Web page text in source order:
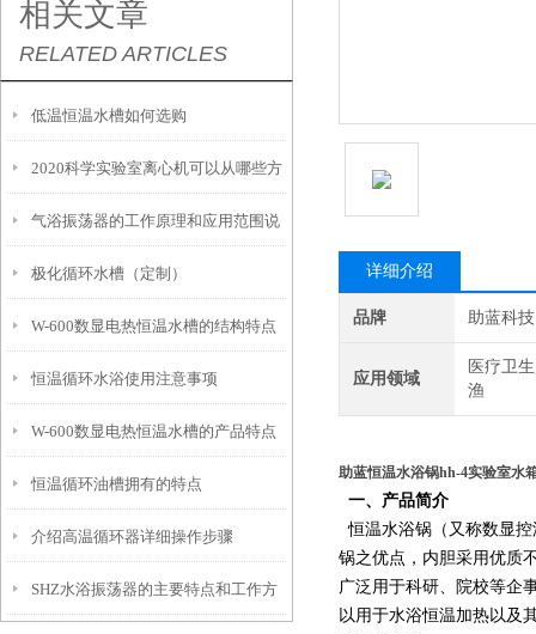
相关文章
RELATED ARTICLES
低温恒温水槽如何选购
2020科学实验室离心机可以从哪些方
面进行分类
气浴振荡器的工作原理和应用范围说
明
极化循环水槽（定制）
W-600数显电热恒温水槽的结构特点
与注意事项
恒温循环水浴使用注意事项
W-600数显电热恒温水槽的产品特点
和工作程序
恒温循环油槽拥有的特点
介绍高温循环器详细操作步骤
SHZ水浴振荡器的主要特点和工作方
详细介绍
品牌 助蓝科技
应用领域
医疗卫
渔
助蓝恒温水浴锅hh-4实验室水
一、产品简介
恒温水浴锅（又称数显
锅之优点，内胆采用优质
广泛用于科研、院校等企
以用于水浴恒温加热以及